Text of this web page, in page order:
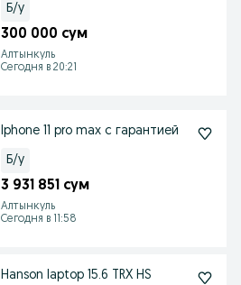
Б/у
300 000 сум
Алтынкуль
Сегодня в 20:21
Iphone 11 pro max с гарантией
Б/у
3 931 851 сум
Алтынкуль
Сегодня в 11:58
Hanson laptop 15.6 TRX HS